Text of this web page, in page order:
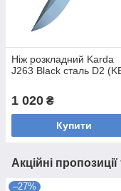
Ніж розкладний Karda
J263 Black сталь D2
1 020 ₴
Купити
Акційні
–27%